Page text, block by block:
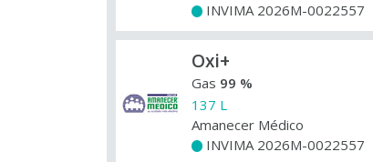
INVIMA 2026M-0022557
Oxi+
Gas 99 %
137 L
Amanecer Médico
INVIMA 2026M-0022557